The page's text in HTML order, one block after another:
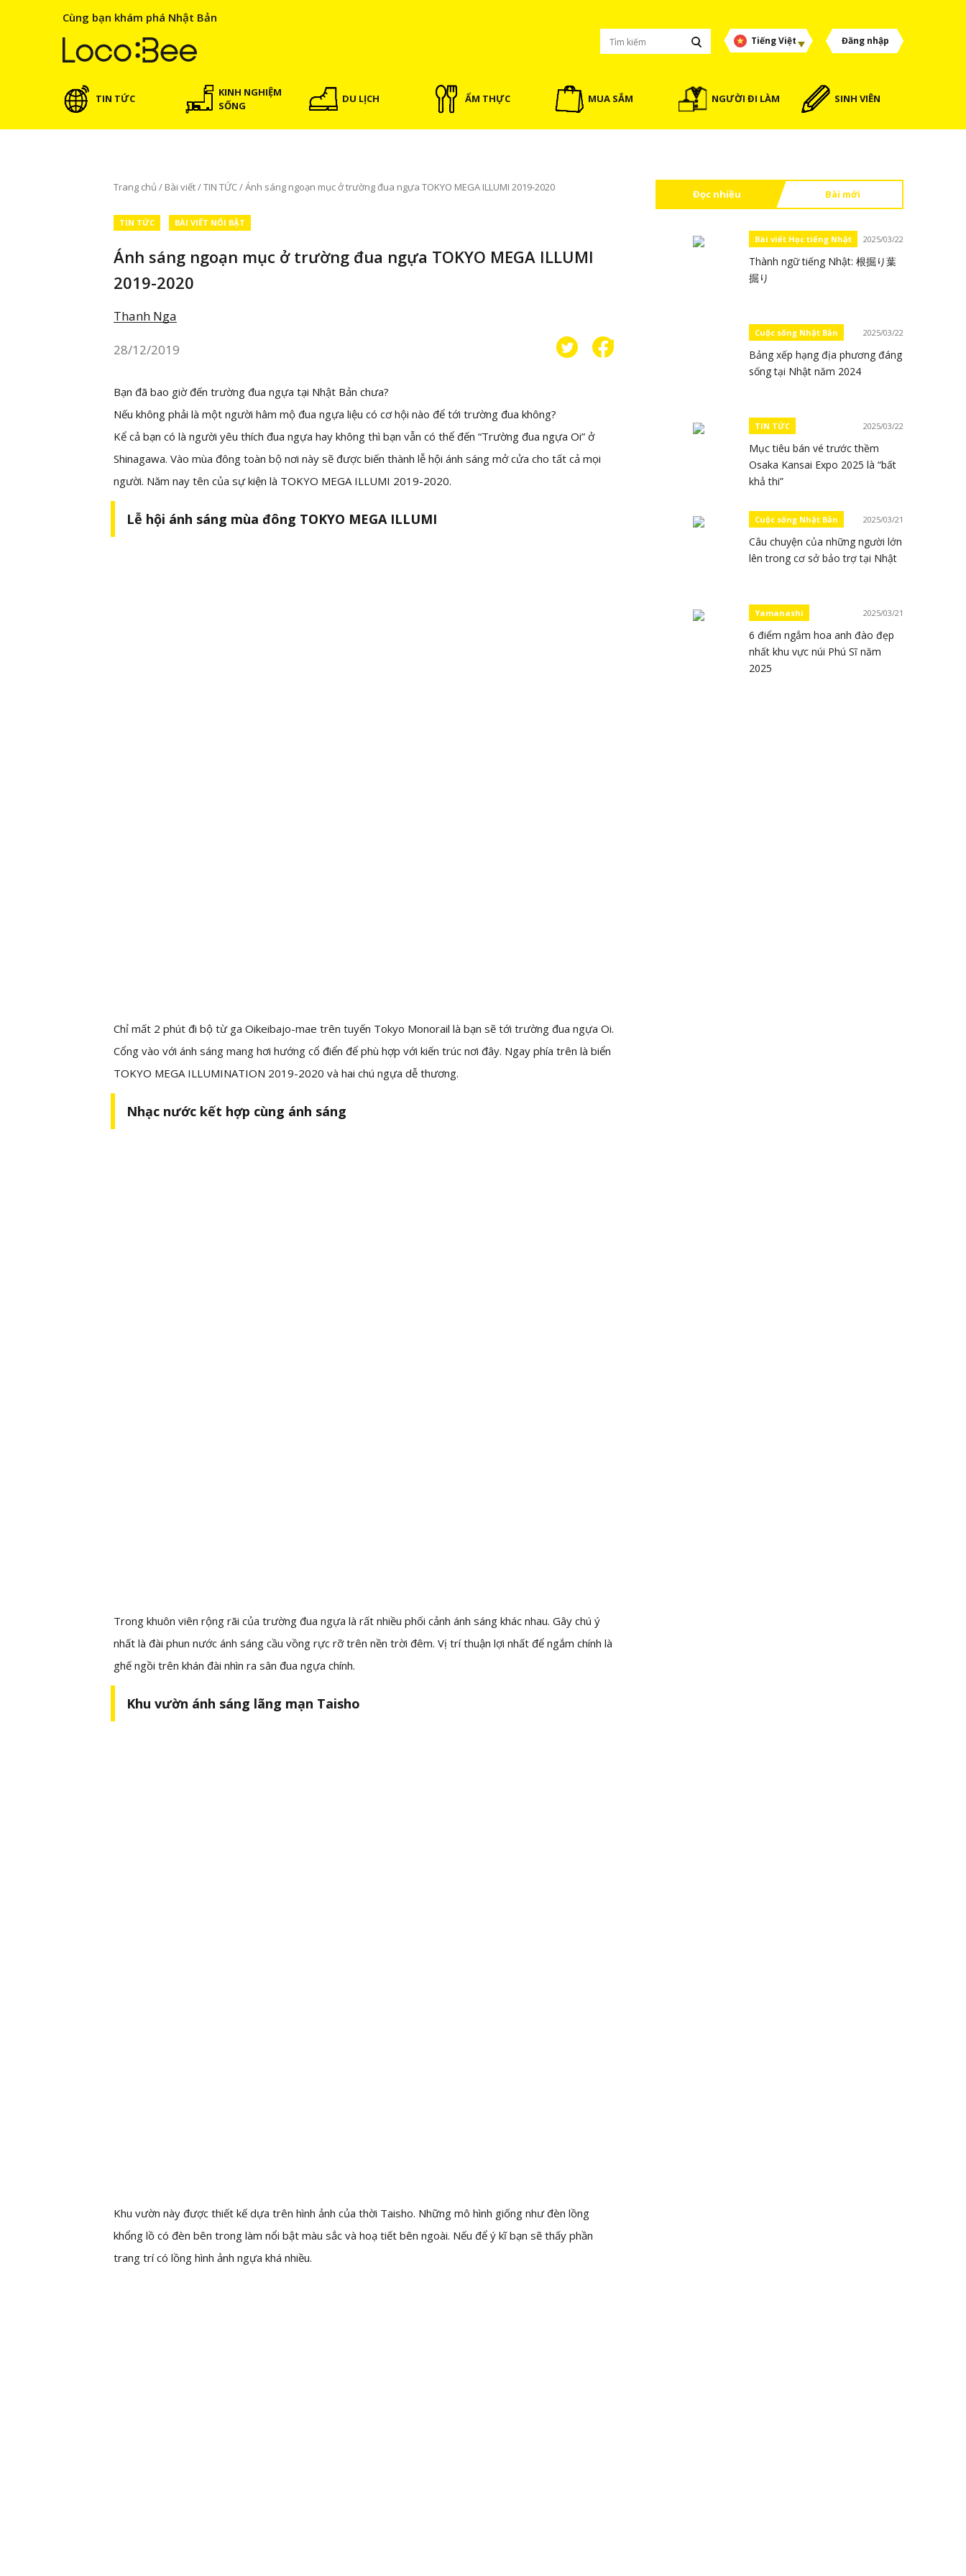
Cùng bạn khám phá Nhật Bản
Tiếng Việt Đăng nhập
TIN TỨC
KINH NGHIỆM
SỐNG
DU LỊCH ẨM THỰC MUA SẮM NGƯỜI ĐI LÀM SINH VIÊN
Trang chủ / Bài viết/TIN TỨC/Ánh sáng ngoạn mục ở trường đua ngựa TOKYO MEGA ILLUMI 2019-2020
TIN TỨC BÀI VIẾT NỔI BẬT
Ánh sáng ngoạn mục ở trường đua ngựa TOKYO MEGA ILLUMI
2019-2020
Thanh Nga
28/12/2019
Bạn đã bao giờ đến trường đua ngựa tại Nhật Bản chưa?
Nếu không phải là một người hâm mộ đua ngựa liệu có cơ hội nào để tới trường đua không?
Kể cả bạn có là người yêu thích đua ngựa hay không thì bạn vẫn có thể đến “Trường đua ngựa Oi” ở
Shinagawa. Vào mùa đông toàn bộ nơi này sẽ được biến thành lễ hội ánh sáng mở cửa cho tất cả mọi
người. Năm nay tên của sự kiện là TOKYO MEGA ILLUMI 2019-2020.
Lễ hội ánh sáng mùa đông TOKYO MEGA ILLUMI
Chỉ mất 2 phút đi bộ từ ga Oikeibajo-mae trên tuyến Tokyo Monorail là bạn sẽ tới trường đua ngựa Oi.
Cổng vào với ánh sáng mang hơi hướng cổ điển để phù hợp với kiến trúc nơi đây. Ngay phía trên là biển
TOKYO MEGA ILLUMINATION 2019-2020 và hai chú ngựa dễ thương.
Nhạc nước kết hợp cùng ánh sáng
Trong khuôn viên rộng rãi của trường đua ngựa là rất nhiều phối cảnh ánh sáng khác nhau. Gây chú ý
nhất là đài phun nước ánh sáng cầu vồng rực rỡ trên nền trời đêm. Vị trí thuận lợi nhất để ngắm chính là
ghế ngồi trên khán đài nhìn ra sân đua ngựa chính.
Khu vườn ánh sáng lãng mạn Taisho
Khu vườn này được thiết kế dựa trên hình ảnh của thời Taisho. Những mô hình giống như đèn lồng
khổng lồ có đèn bên trong làm nổi bật màu sắc và hoạ tiết bên ngoài. Nếu để ý kĩ bạn sẽ thấy phần
trang trí có lồng hình ảnh ngựa khá nhiều.
Đọc nhiều Bài mới
Bài viết Học tiếng Nhật 2025/03/22
Thành ngữ tiếng Nhật: 根掘り葉
掘り
Cuộc sống Nhật Bản 2025/03/22
Bảng xếp hạng địa phương đáng
sống tại Nhật năm 2024
TIN TỨC 2025/03/22
Mục tiêu bán vé trước thềm
Osaka Kansai Expo 2025 là “bất
khả thi”
Cuộc sống Nhật Bản 2025/03/21
Câu chuyện của những người lớn
lên trong cơ sở bảo trợ tại Nhật
Yamanashi 2025/03/21
6 điểm ngắm hoa anh đào đẹp
nhất khu vực núi Phú Sĩ năm
2025